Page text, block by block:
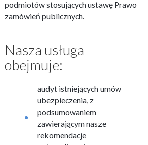
podmiotów stosujących ustawę Prawo
zamówień publicznych.
Nasza usługa
obejmuje:
audyt istniejących umów
ubezpieczenia, z
podsumowaniem
zawierającym nasze
rekomendacje